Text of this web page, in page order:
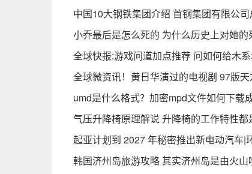
中国10大钢铁集团介绍 首钢集团有限公
小乔最后是怎么死的 为什么历史上对她
全球快报:游戏问道加点推荐 问如何给木
全球微资讯！黄日华演过的电视剧 97版
umd是什么格式？加密mpd文件如何下载
气压升降椅原理解说 升降椅的工作特性
起亚计划到 2027 年秘密推出新电动汽车|
韩国济州岛旅游攻略 其实济州岛是由火山